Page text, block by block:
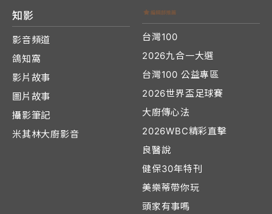
知影
影音頻道
鴿知窩
影片故事
圖片故事
攝影筆記
米其林大廚影音
台灣100
2026九合一大選
台灣100 公益專區
2026世界盃足球賽
大廚傳心法
2026WBC精彩直擊
良醫說
健保30年特刊
美樂蒂帶你玩
頭家有事嗎